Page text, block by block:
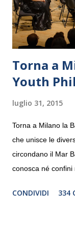
Torna a
Youth
luglio 31, 2015
Torna a Milano la
che unisce le
circondano il Mar
conosca né
debutterà il 10
CONDIVIDI 334